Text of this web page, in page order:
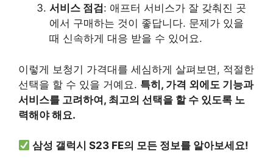
서비스 점검 : 애프터 서비스가 잘 갖춰진 곳
에서 구매하는 것이 좋답니다. 문제가 있을
때 신속하게 대응 받을 수 있어요.
이렇게 보청기 가격대를 세심하게 살펴보면, 적절한
선택을 할 수 있을 거예요. 특히, 가격 외에도 기능과
서비스를 고려하여, 최고의 선택을 할 수 있도록 노
력해야 해요.
삼성 갤럭시 S23 FE의 모든 정보를 알아보세요!